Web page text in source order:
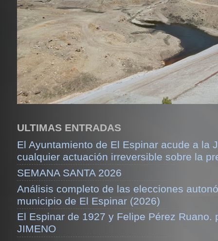
ULTIMAS ENTRADAS
El Ayuntamiento de El Espinar acude a la
cualquier actuación irreversible sobre la
SEMANA SANTA 2026
Análisis completo de las elecciones
municipio de El Espinar (2026)
El Espinar de 1927 y Felipe Pérez Ruano.
JIMENO